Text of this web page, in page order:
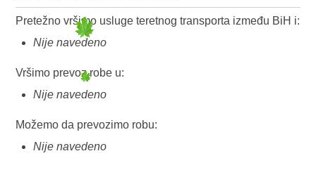
Pretežno vršimo usluge teretnog transporta između BiH i:
Nije navedeno
Vršimo prevoz robe u:
Nije navedeno
Možemo da prevozimo robu:
Nije navedeno